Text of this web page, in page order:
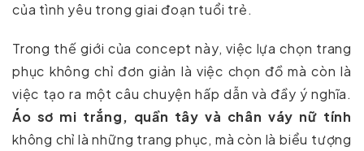
của tình yêu trong giai đoạn tuổi trẻ.
Trong thế giới của concept này, việc lựa chọn trang
phục không chỉ đơn giản là việc chọn đồ mà còn là
việc tạo ra một câu chuyện hấp dẫn và đầy ý nghĩa.
Áo sơ mi trắng, quần tây và chân váy nữ tính
không chỉ là những trang phục, mà còn là biểu tượng